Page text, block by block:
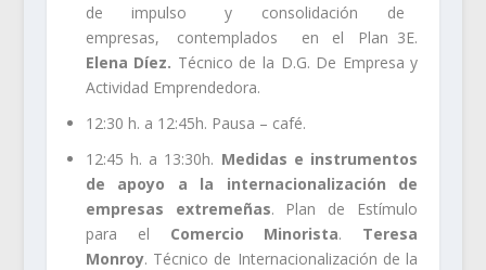
de impulso y consolidación de
empresas, contemplados en el Plan 3E.
Elena Díez. Técnico de la D.G. De Empresa y
Actividad Emprendedora.
12:30 h. a 12:45h. Pausa – café.
12:45 h. a 13:30h. Medidas e instrumentos
de apoyo a la internacionalización de
empresas extremeñas. Plan de Estímulo
para el Comercio Minorista. Teresa
Monroy. Técnico de Internacionalización de la